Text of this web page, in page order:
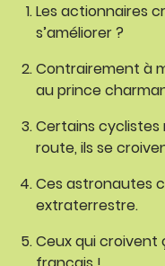
Les actionnaires
s’améliorer ?
Contrairement à
au prince
Certains
route, ils se
Ces astronautes
extraterrestre.
Ceux qui croivent